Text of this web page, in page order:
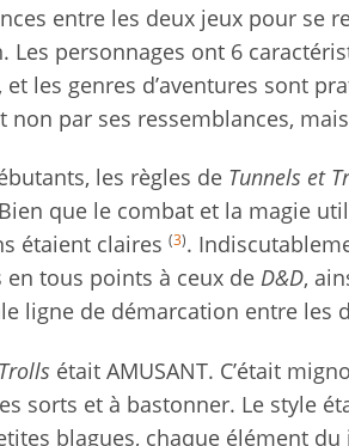
entre les deux jeux pour se
Les personnages ont 6
et les genres d’aventures sont
non par ses ressemblances,
les règles de Tunnels et
que le combat et la magie
étaient claires (3).
en tous points à ceux de D&D,
ligne de démarcation entre les
était AMUSANT. C’était
sorts et à bastonner. Le style
blagues, chaque élément